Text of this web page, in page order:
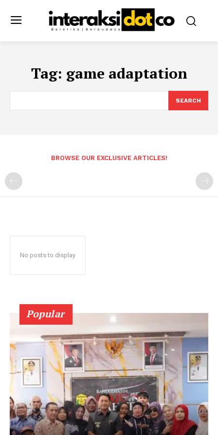
Tag: game adaptation
SEARCH
BROWSE OUR EXCLUSIVE ARTICLES!
No posts to display
Popular